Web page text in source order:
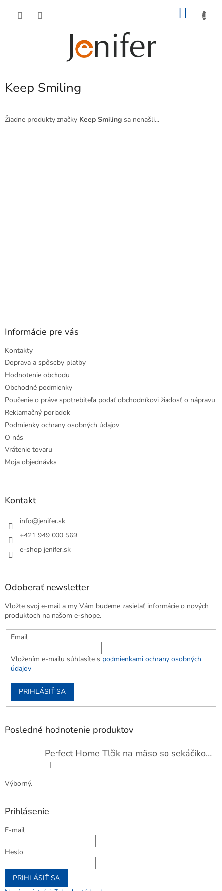
Keep Smiling
Žiadne produkty značky Keep Smiling sa nenašli...
Z
Informácie pre vás
Kontakty
Doprava a spôsoby platby
Hodnotenie obchodu
Obchodné podmienky
Poučenie o práve spotrebiteľa podať obchodníkovi žiadosť o nápravu
Reklamačný poriadok
Podmienky ochrany osobných údajov
O nás
Vrátenie tovaru
Moja objednávka
Kontakt
info@jenifer.sk
+421 949 000 569
e-shop jenifer.sk
Odoberať newsletter
Vložte svoj e-mail a my Vám budeme zasielať informácie o nových
produktoch na našom e-shope.
Email
Vložením e-mailu súhlasíte s podmienkami ochrany osobných
údajov
PRIHLÁSIŤ SA
Posledné hodnotenie produktov
Perfect Home Tĺčik na mäso so sekáčikom, 56893
Hodnotenie produktu je 5 z 5 hviezdičiek.
|
Výborný.
Prihlásenie
E-mail
Heslo
PRIHLÁSIŤ SA